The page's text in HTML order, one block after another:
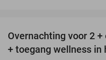
Overnachting voor 2
+ toegang wellness in